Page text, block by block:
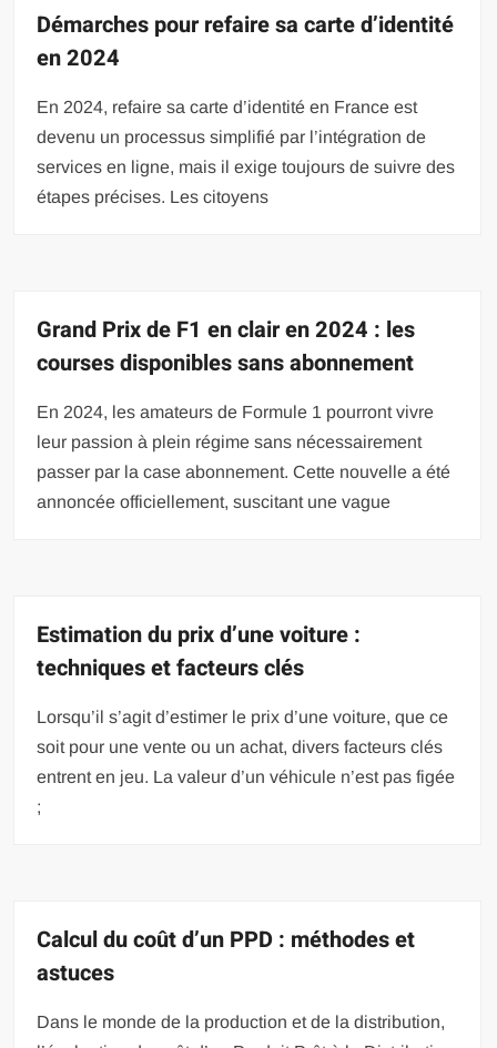
Démarches pour refaire sa carte d’identité
en 2024
En 2024, refaire sa carte d’identité en France est
devenu un processus simplifié par l’intégration de
services en ligne, mais il exige toujours de suivre des
étapes précises. Les citoyens
Grand Prix de F1 en clair en 2024 : les
courses disponibles sans abonnement
En 2024, les amateurs de Formule 1 pourront vivre
leur passion à plein régime sans nécessairement
passer par la case abonnement. Cette nouvelle a été
annoncée officiellement, suscitant une vague
Estimation du prix d’une voiture :
techniques et facteurs clés
Lorsqu’il s’agit d’estimer le prix d’une voiture, que ce
soit pour une vente ou un achat, divers facteurs clés
entrent en jeu. La valeur d’un véhicule n’est pas figée
;
Calcul du coût d’un PPD : méthodes et
astuces
Dans le monde de la production et de la distribution,